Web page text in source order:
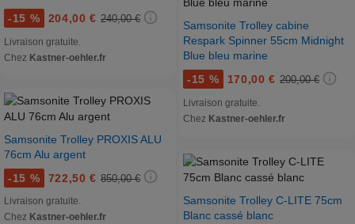
-15 % 204,00 € 240,00 €
Livraison gratuite.
Chez Kastner-oehler.fr
Samsonite Trolley PROXIS ALU
76cm Alu argent
-15 % 722,50 € 850,00 €
Livraison gratuite.
Chez Kastner-oehler.fr
Samsonite Trolley cabine
Respark Spinner 55cm Midnight
Blue bleu marine
-15 % 170,00 € 200,00 €
Livraison gratuite.
Chez Kastner-oehler.fr
Samsonite Trolley C-LITE 75cm
Blanc cassé blanc